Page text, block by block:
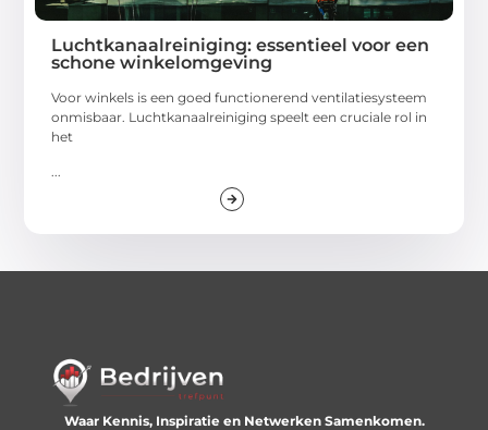
Luchtkanaalreiniging: essentieel voor een
schone winkelomgeving
Voor winkels is een goed functionerend ventilatiesysteem
onmisbaar. Luchtkanaalreiniging speelt een cruciale rol in
het
Waar Kennis, Inspiratie en Netwerken Samenkomen.